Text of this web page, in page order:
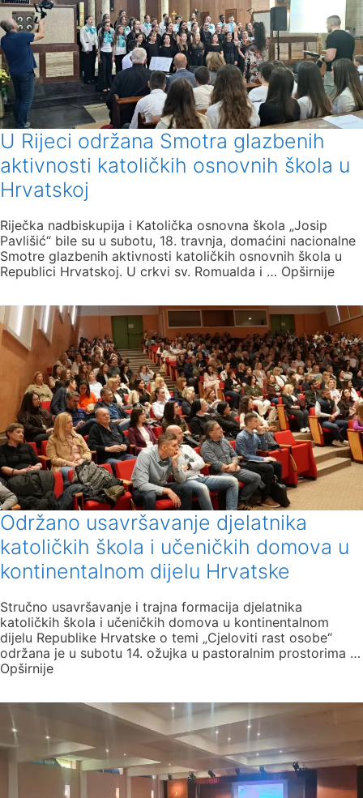
U Rijeci održana Smotra glazbenih
aktivnosti katoličkih osnovnih škola u
Hrvatskoj
Riječka nadbiskupija i Katolička osnovna škola „Josip
Pavlišić“ bile su u subotu, 18. travnja, domaćini nacionalne
Smotre glazbenih aktivnosti katoličkih osnovnih škola u
Republici Hrvatskoj. U crkvi sv. Romualda i … Opširnije
Održano usavršavanje djelatnika
katoličkih škola i učeničkih domova u
kontinentalnom dijelu Hrvatske
Stručno usavršavanje i trajna formacija djelatnika
katoličkih škola i učeničkih domova u kontinentalnom
dijelu Republike Hrvatske o temi „Cjeloviti rast osobe“
održana je u subotu 14. ožujka u pastoralnim prostorima …
Opširnije